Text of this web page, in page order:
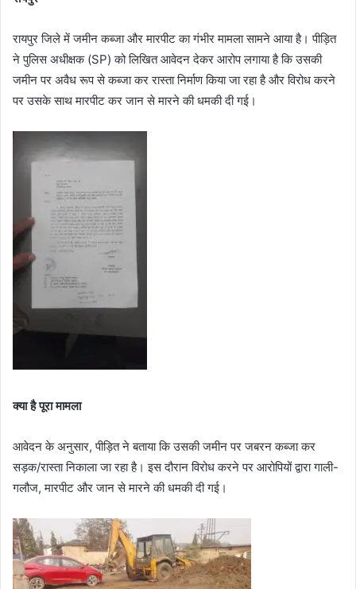
रायपुर जिले में जमीन कब्जा और मारपीट का गंभीर मामला सामने आया है। पीड़ित
ने पुलिस अधीक्षक (SP) को लिखित आवेदन देकर आरोप लगाया है कि उसकी
जमीन पर अवैध रूप से कब्जा कर रास्ता निर्माण किया जा रहा है और विरोध करने
पर उसके साथ मारपीट कर जान से मारने की धमकी दी गई।
क्या है पूरा मामला
आवेदन के अनुसार, पीड़ित ने बताया कि उसकी जमीन पर जबरन कब्जा कर
सड़क/रास्ता निकाला जा रहा है। इस दौरान विरोध करने पर आरोपियों द्वारा गाली-
गलौज, मारपीट और जान से मारने की धमकी दी गई।